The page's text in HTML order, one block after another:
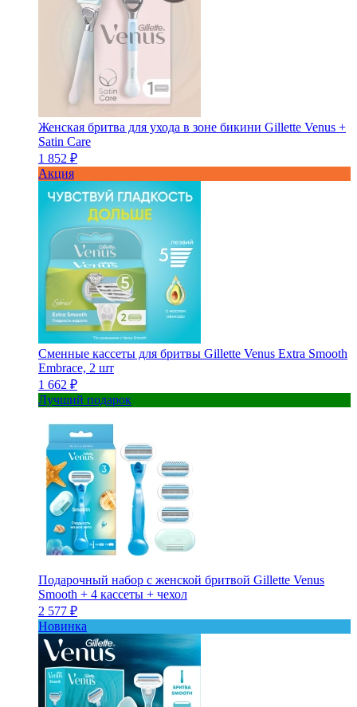
Женская бритва для ухода в зоне бикини Gillette Venus +
Satin Care
1 852 ₽
Акция
Сменные кассеты для бритвы Gillette Venus Extra Smooth
Embrace, 2 шт
1 662 ₽
Лучший подарок
Подарочный набор с женской бритвой Gillette Venus
Smooth + 4 кассеты + чехол
2 577 ₽
Новинка